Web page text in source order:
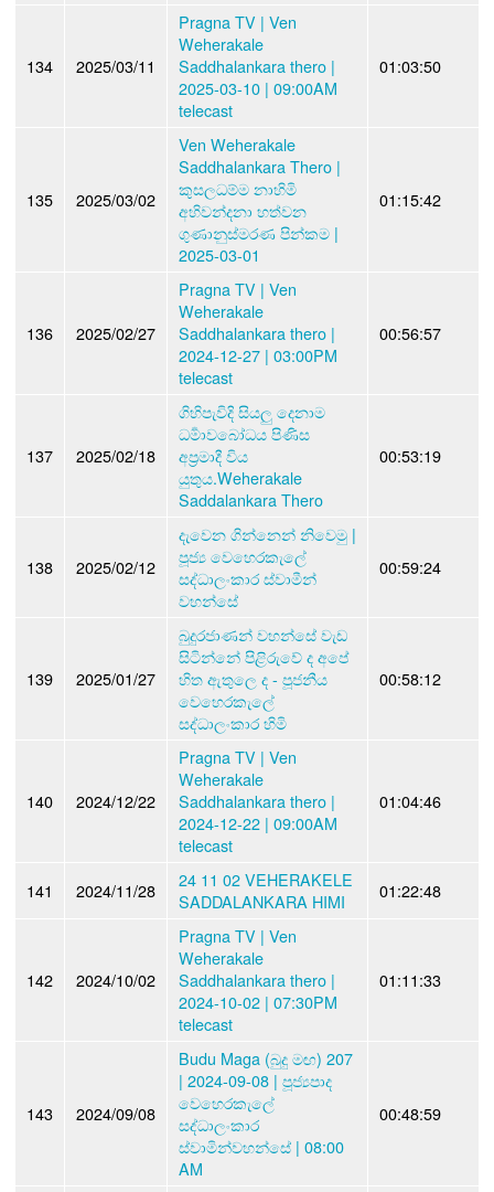
134 2025/03/11
Pragna TV | Ven
Weherakale
Saddhalankara thero |
2025-03-10 | 09:00AM
telecast
01:03:50
135 2025/03/02
Ven Weherakale
Saddhalankara Thero |
කුසලධම්ම නාහිමි
අහිවන්දනා හත්වන
ගුණානුස්මරණ පින්කම |
2025-03-01
01:15:42
136 2025/02/27
Pragna TV | Ven
Weherakale
Saddhalankara thero |
2024-12-27 | 03:00PM
telecast
00:56:57
137 2025/02/18
ගිහිපැවිදි සියලු දෙනාම
ධර්‍මාවබෝධය පිණිස
අප්‍රමාදී විය
යුතුය.Weherakale
Saddalankara Thero
00:53:19
138 2025/02/12
දැවෙන ගින්නෙන් නිවෙමු |
පූජ්‍ය වෙහෙරකැලේ
සද්ධාලංකාර ස්වාමීන්
වහන්සේ
00:59:24
139 2025/01/27
බුදුරජාණන් වහන්සේ වැඩ
සිටින්නේ පිළිරුවේ ද අපේ
හිත ඇතුලෙ ද - පූජනීය
වෙහෙරකැලේ
සද්ධාලංකාර හිමි
00:58:12
140 2024/12/22
Pragna TV | Ven
Weherakale
Saddhalankara thero |
2024-12-22 | 09:00AM
telecast
01:04:46
141 2024/11/28
24 11 02 VEHERAKELE
SADDALANKARA HIMI
01:22:48
142 2024/10/02
Pragna TV | Ven
Weherakale
Saddhalankara thero |
2024-10-02 | 07:30PM
telecast
01:11:33
143 2024/09/08
Budu Maga (බුදු මඟ) 207
| 2024-09-08 | පූජ්‍යපාද
වෙහෙරකැලේ
සද්ධාලංකාර
ස්වාමින්වහන්සේ | 08:00
AM
00:48:59